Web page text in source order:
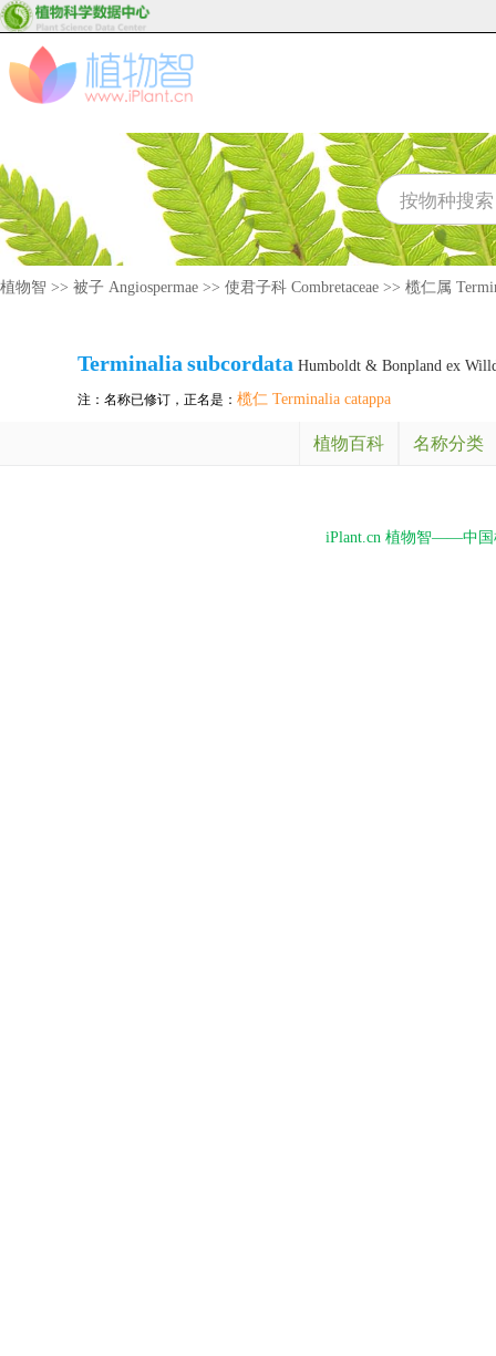
植物智 >> 被子 Angiospermae >> 使君子科 Combretaceae >> 榄仁属
Terminalia subcordata Humboldt & Bonpland ex
注：名称已修订，正名是： 榄仁 Terminalia catappa
植物百科 名称分类
iPlant.cn 植物智——中国